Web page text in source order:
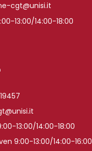
cgt@unisi.it
13:00/14:00-18:00
13:00/14:00-18:00
9:00-13:00/14:00-16:00